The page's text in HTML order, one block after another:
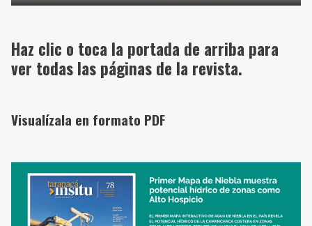
Haz clic o toca la portada de arriba para
ver todas las páginas de la revista.
Visualízala en formato PDF